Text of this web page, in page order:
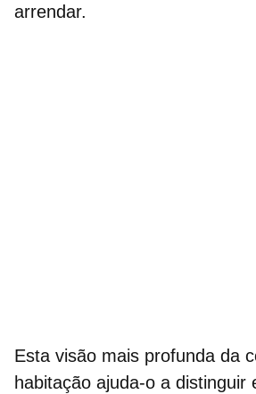
arrendar.
Esta visão mais profunda da
habitação ajuda-o a distinguir